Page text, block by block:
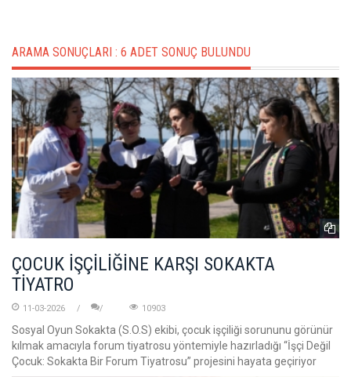
ARAMA SONUÇLARI : 6 ADET SONUÇ BULUNDU
ÇOCUK İŞÇİLİĞİNE KARŞI SOKAKTA
TİYATRO
11-03-2026 10903
Sosyal Oyun Sokakta (S.O.S) ekibi, çocuk işçiliği sorununu görünür
kılmak amacıyla forum tiyatrosu yöntemiyle hazırladığı “İşçi Değil
Çocuk: Sokakta Bir Forum Tiyatrosu” projesini hayata geçiriyor